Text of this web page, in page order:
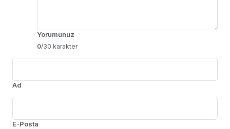
Yorumunuz
0/30 karakter
Ad
E-Posta